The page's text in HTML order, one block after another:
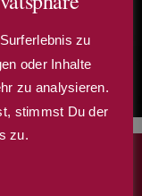
zu
oder Inhalte
zu analysieren.
stimmst Du der
zu.